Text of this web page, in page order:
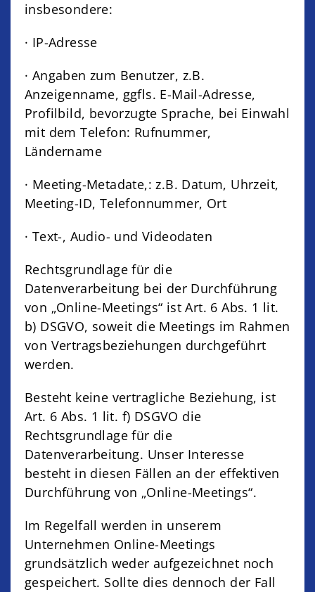
insbesondere:
· IP-Adresse
· Angaben zum Benutzer, z.B.
Anzeigenname, ggfls. E-Mail-Adresse,
Profilbild, bevorzugte Sprache, bei Einwahl
mit dem Telefon: Rufnummer,
Ländername
· Meeting-Metadate,: z.B. Datum, Uhrzeit,
Meeting-ID, Telefonnummer, Ort
· Text-, Audio- und Videodaten
Rechtsgrundlage für die
Datenverarbeitung bei der Durchführung
von „Online-Meetings“ ist Art. 6 Abs. 1 lit.
b) DSGVO, soweit die Meetings im Rahmen
von Vertragsbeziehungen durchgeführt
werden.
Besteht keine vertragliche Beziehung, ist
Art. 6 Abs. 1 lit. f) DSGVO die
Rechtsgrundlage für die
Datenverarbeitung. Unser Interesse
besteht in diesen Fällen an der effektiven
Durchführung von „Online-Meetings“.
Im Regelfall werden in unserem
Unternehmen Online-Meetings
grundsätzlich weder aufgezeichnet noch
gespeichert. Sollte dies dennoch der Fall